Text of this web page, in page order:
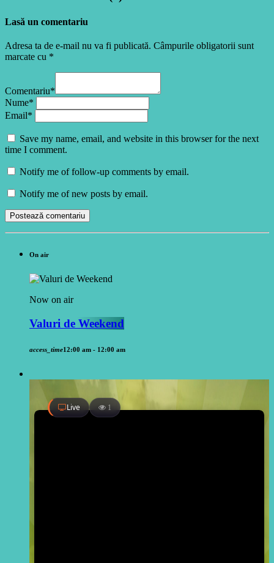
Lasă un comentariu
Adresa ta de e-mail nu va fi publicată. Câmpurile obligatorii sunt
marcate cu *
Comentariu*
Nume*
Email*
Save my name, email, and website in this browser for the next
time I comment.
Notify me of follow-up comments by email.
Notify me of new posts by email.
On air
Now on air
Valuri de Weekend
access_time12:00 am - 12:00 am